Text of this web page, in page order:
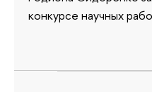
конкурсе научных